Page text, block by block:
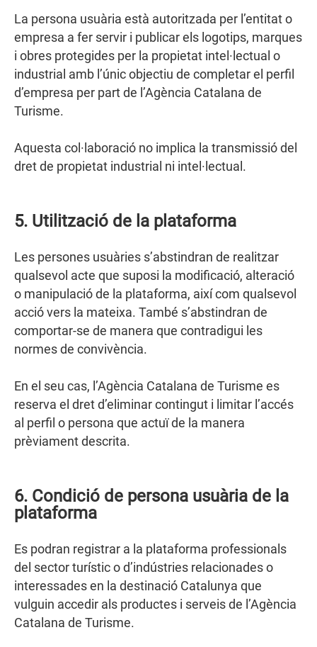
La persona usuària està autoritzada per l’entitat o
empresa a fer servir i publicar els logotips, marques
i obres protegides per la propietat intel·lectual o
industrial amb l’únic objectiu de completar el perfil
d’empresa per part de l’Agència Catalana de
Turisme.
Aquesta col·laboració no implica la transmissió del
dret de propietat industrial ni intel·lectual.
5. Utilització de la plataforma
Les persones usuàries s’abstindran de realitzar
qualsevol acte que suposi la modificació, alteració
o manipulació de la plataforma, així com qualsevol
acció vers la mateixa. També s’abstindran de
comportar-se de manera que contradigui les
normes de convivència.
En el seu cas, l’Agència Catalana de Turisme es
reserva el dret d’eliminar contingut i limitar l’accés
al perfil o persona que actuï de la manera
prèviament descrita.
6. Condició de persona usuària de la
plataforma
Es podran registrar a la plataforma professionals
del sector turístic o d’indústries relacionades o
interessades en la destinació Catalunya que
vulguin accedir als productes i serveis de l’Agència
Catalana de Turisme.